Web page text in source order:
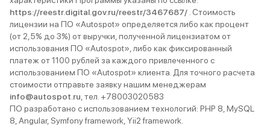
https://reestr.digital.gov.ru/reestr/3467687/ . Стоимость
лицензии на ПО «Autospot» определяется либо как процент
(от 2,5% до 3%) от выручки, полученной лицензиатом от
использования ПО «Autospot», либо как фиксированный
платеж от 1100 рублей за каждого привлеченного с
использованием ПО «Autospot» клиента. Для точного расчета
стоимости отправьте заявку нашим менеджерам
info@autospot.ru , тел. +78003020583
ПО разработано с использованием технологий: PHP 8, MySQL
8, Angular, Symfony framework, Yii2 framework.